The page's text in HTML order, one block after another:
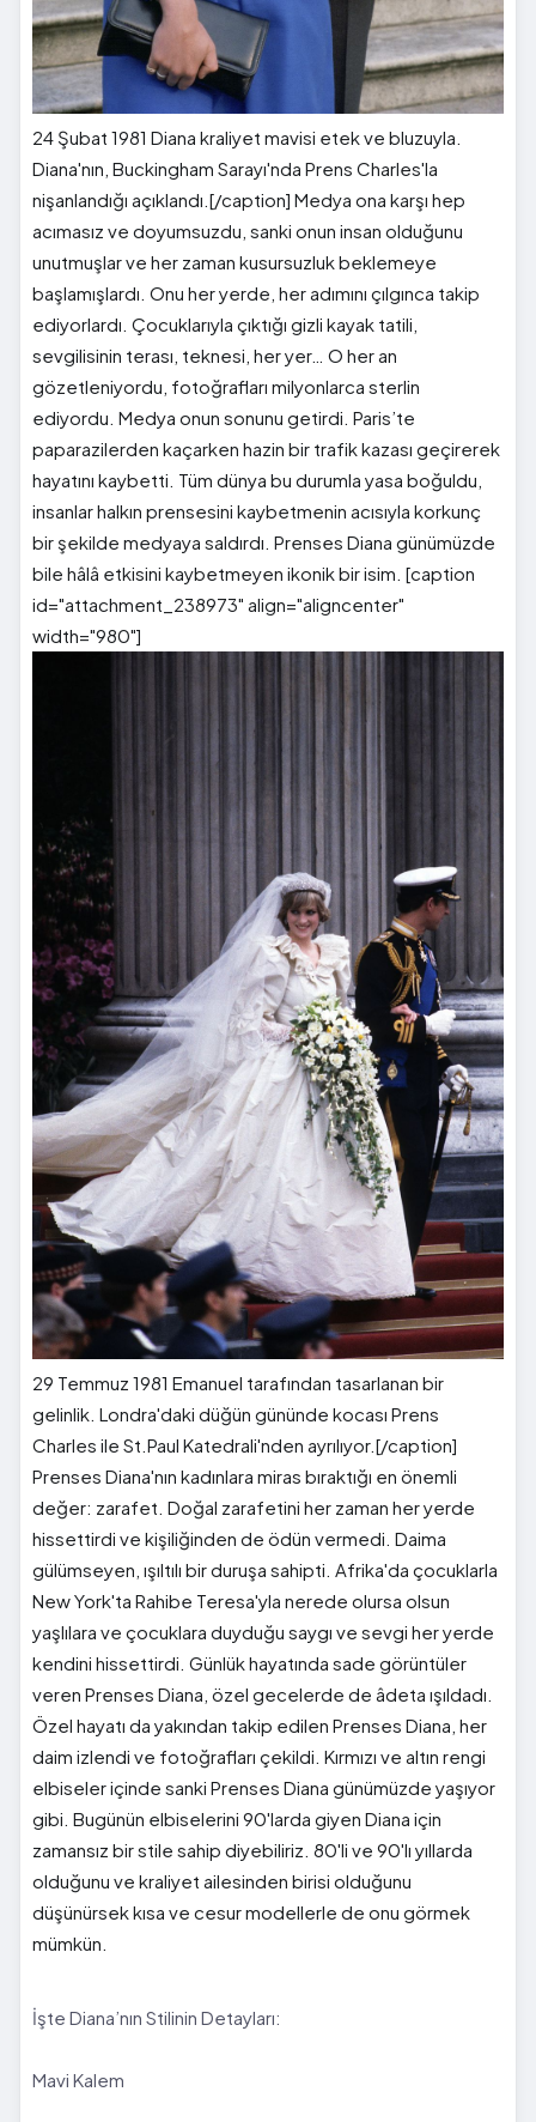
24 Şubat 1981 Diana kraliyet mavisi etek ve bluzuyla.
Diana'nın, Buckingham Sarayı'nda Prens Charles'la
nişanlandığı açıklandı.[/caption] Medya ona karşı hep
acımasız ve doyumsuzdu, sanki onun insan olduğunu
unutmuşlar ve her zaman kusursuzluk beklemeye
başlamışlardı. Onu her yerde, her adımını çılgınca takip
ediyorlardı. Çocuklarıyla çıktığı gizli kayak tatili,
sevgilisinin terası, teknesi, her yer… O her an
gözetleniyordu, fotoğrafları milyonlarca sterlin
ediyordu. Medya onun sonunu getirdi. Paris’te
paparazilerden kaçarken hazin bir trafik kazası geçirerek
hayatını kaybetti. Tüm dünya bu durumla yasa boğuldu,
insanlar halkın prensesini kaybetmenin acısıyla korkunç
bir şekilde medyaya saldırdı. Prenses Diana günümüzde
bile hâlâ etkisini kaybetmeyen ikonik bir isim. [caption
id="attachment_238973" align="aligncenter"
width="980"]
29 Temmuz 1981 Emanuel tarafından tasarlanan bir
gelinlik. Londra'daki düğün gününde kocası Prens
Charles ile St.Paul Katedrali'nden ayrılıyor.[/caption]
Prenses Diana'nın kadınlara miras bıraktığı en önemli
değer: zarafet. Doğal zarafetini her zaman her yerde
hissettirdi ve kişiliğinden de ödün vermedi. Daima
gülümseyen, ışıltılı bir duruşa sahipti. Afrika'da çocuklarla
New York'ta Rahibe Teresa'yla nerede olursa olsun
yaşlılara ve çocuklara duyduğu saygı ve sevgi her yerde
kendini hissettirdi. Günlük hayatında sade görüntüler
veren Prenses Diana, özel gecelerde de âdeta ışıldadı.
Özel hayatı da yakından takip edilen Prenses Diana, her
daim izlendi ve fotoğrafları çekildi. Kırmızı ve altın rengi
elbiseler içinde sanki Prenses Diana günümüzde yaşıyor
gibi. Bugünün elbiselerini 90'larda giyen Diana için
zamansız bir stile sahip diyebiliriz. 80'li ve 90'lı yıllarda
olduğunu ve kraliyet ailesinden birisi olduğunu
düşünürsek kısa ve cesur modellerle de onu görmek
mümkün.
İşte Diana’nın Stilinin Detayları:
Mavi Kalem